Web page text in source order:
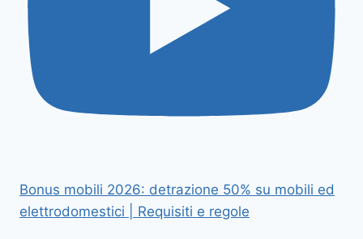
Bonus mobili 2026: detrazione 50% su mobili ed
elettrodomestici | Requisiti e regole